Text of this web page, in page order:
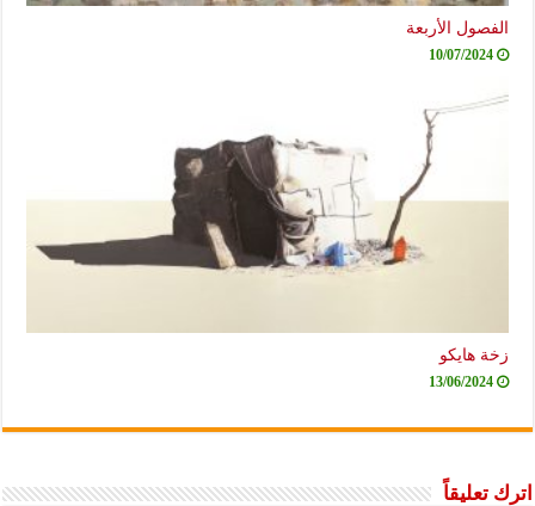
الفصول الأربعة
10/07/2024
زخة هايكو
13/06/2024
اترك تعليقاً